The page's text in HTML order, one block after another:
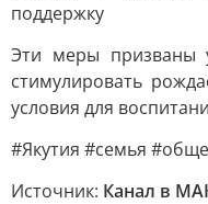
поддержку
Эти меры призваны
стимулировать
условия для
#Якутия #семья
Источник: Канал в